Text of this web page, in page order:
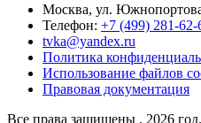
Москва, ул.
Телефон: +7 (499) 281-62-
tvka@yandex.ru
Политика
Использование файлов
Правовая документация
Все права защищены , 2026 год.